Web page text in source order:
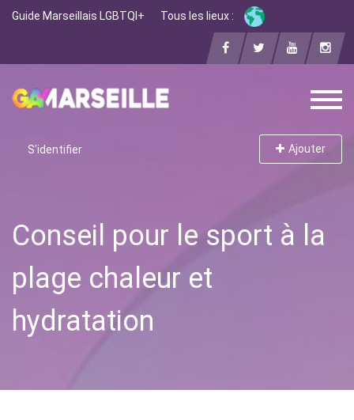
Guide Marseillais LGBTQI+ Tous les lieux :
S'identifier Ajouter
Conseil pour le sport à la
plage chaleur et
hydratation